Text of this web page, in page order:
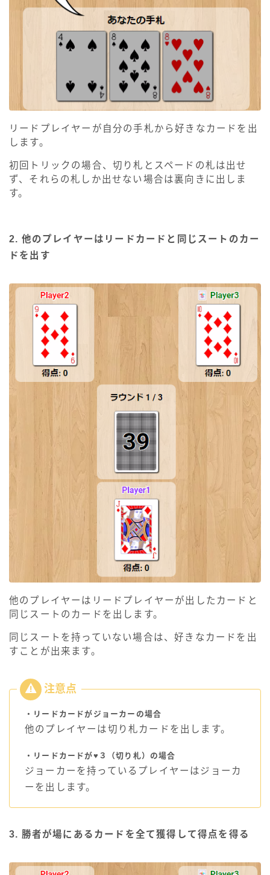
リードプレイヤーが自分の手札から好きなカードを出
します。
初回トリックの場合、切り札とスペードの札は出せ
ず、それらの札しか出せない場合は裏向きに出しま
す。
2. 他のプレイヤーはリードカードと同じスートのカー
ドを出す
他のプレイヤーはリードプレイヤーが出したカードと
同じスートのカードを出します。
同じスートを持っていない場合は、好きなカードを出
すことが出来ます。
・リードカードがジョーカーの場合
他のプレイヤーは切り札カードを出します。
・リードカードが♥３（切り札）の場合
ジョーカーを持っているプレイヤーはジョーカ
ーを出します。
3. 勝者が場にあるカードを全て獲得して得点を得る